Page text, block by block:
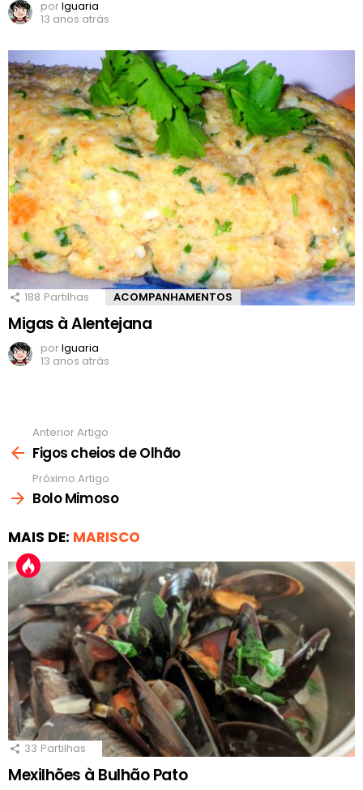
porIguaria
13 anos atrás
188 Partilhas ACOMPANHAMENTOS
Migas à Alentejana
porIguaria
13 anos atrás
mais
Anterior Artigo
Figos cheios de Olhão
Próximo Artigo
Bolo Mimoso
MAIS DE: MARISCO
33 Partilhas
Mexilhões à Bulhão Pato